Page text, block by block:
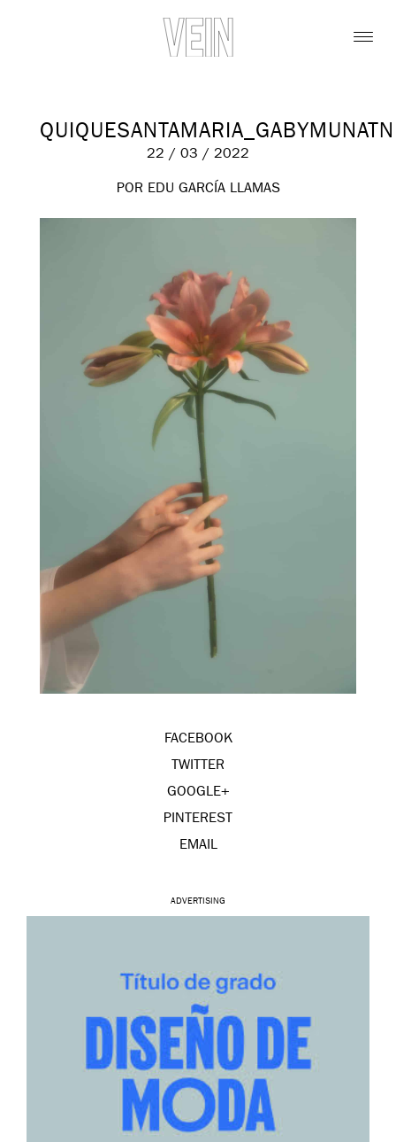
22 / 03 / 2022
POR EDU GARCÍA LLAMAS
FACEBOOK
TWITTER
GOOGLE+
PINTEREST
EMAIL
ADVERTISING